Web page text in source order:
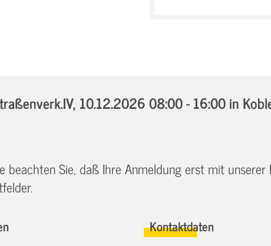
10.12.2026 08:00 - 16:00in
beachten Sie, daß Ihre Anmeldung erst mit
Kontaktdaten